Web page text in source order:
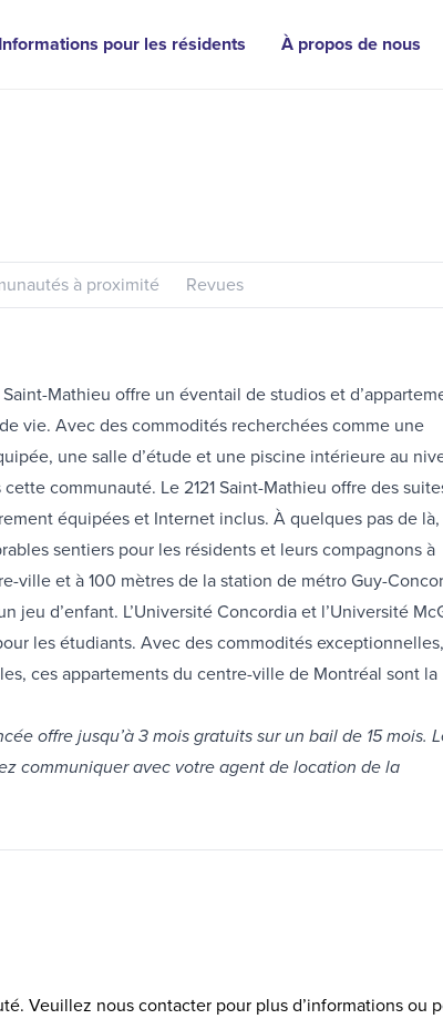
Informations pour les résidents À propos de nous
à proximité Revues
Mathieu offre un éventail de studios et
vie. Avec des commodités recherchées comme une
une salle d’étude et une piscine intérieure au
communauté. Le 2121 Saint-Mathieu offre des
équipées et Internet inclus. À quelques pas de
sentiers pour les résidents et leurs compagnons à
ville et à 100 mètres de la station de métro Guy-
d’enfant. L’Université Concordia et l’Université
les étudiants. Avec des commodités
ces appartements du centre-ville de Montréal sont la
offre jusqu’à 3 mois gratuits sur un bail de 15 mois.
communiquer avec votre agent de location de la
Veuillez nous contacter pour plus d’informations ou